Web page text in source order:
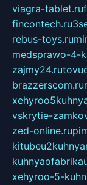
viagra-tablet.ru
fincontech.ru
rebus-toys.ru
medsprawo-4-
zajmy24.ru
brazzerscom.ru
vskrytie-
zed-online.ru
xehyroo-5-